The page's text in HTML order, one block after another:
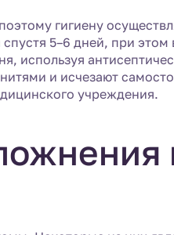
гигиену
5–6 дней, при этом
используя
и исчезают
учреждения.